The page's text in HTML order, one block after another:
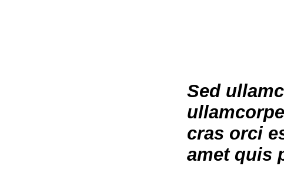
Sed
cras orci
amet quis